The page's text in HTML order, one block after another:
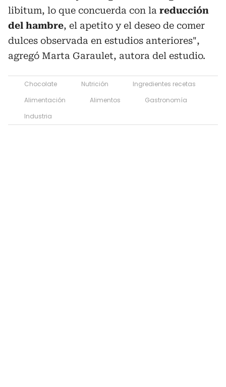
libitum, lo que concuerda con la reducción
del hambre, el apetito y el deseo de comer
dulces observada en estudios anteriores",
agregó Marta Garaulet, autora del estudio.
Chocolate Nutrición
Ingredientes recetas
Alimentación
Alimentos
Gastronomía
Industria